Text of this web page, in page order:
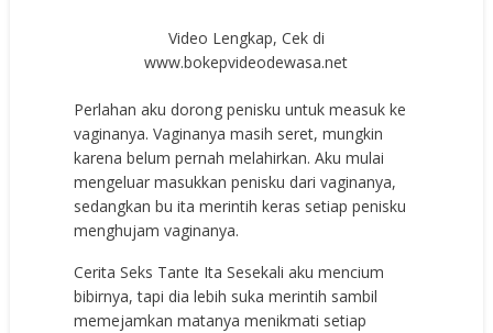
Video Lengkap, Cek di
www.bokepvideodewasa.net
Perlahan aku dorong penisku untuk measuk ke
vaginanya. Vaginanya masih seret, mungkin
karena belum pernah melahirkan. Aku mulai
mengeluar masukkan penisku dari vaginanya,
sedangkan bu ita merintih keras setiap penisku
menghujam vaginanya.
Cerita Seks Tante Ita Sesekali aku mencium
bibirnya, tapi dia lebih suka merintih sambil
memejamkan matanya menikmati setiap